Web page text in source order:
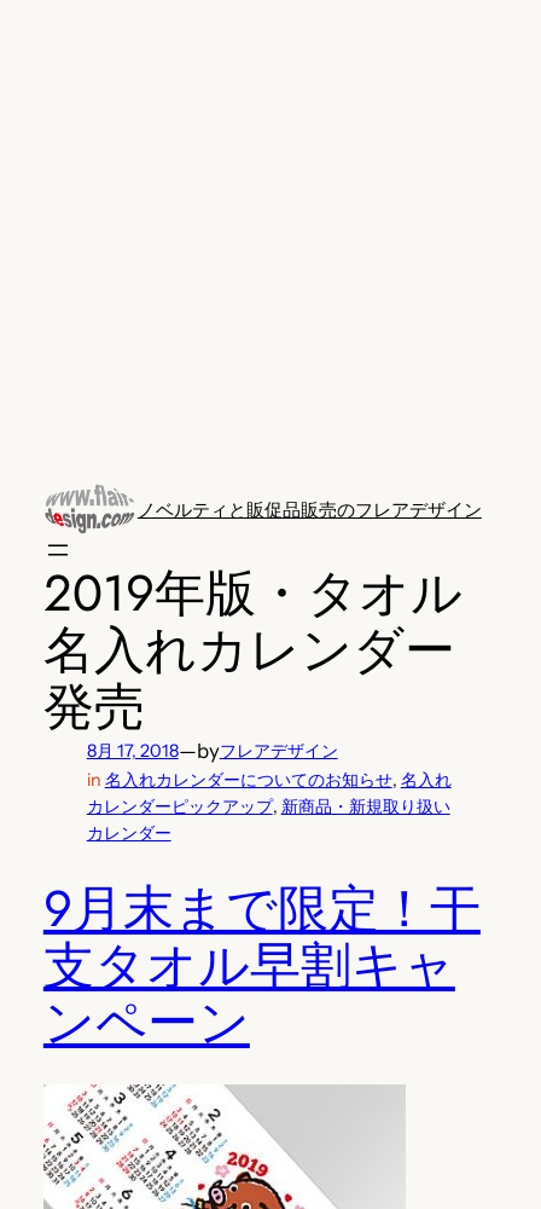
ノベルティと販促品販売のフレアデザイン
2019年版・タオル
名入れカレンダー
発売
8月 17, 2018—byフレアデザイン
in 名入れカレンダーについてのお知らせ, 名入れ
カレンダーピックアップ, 新商品・新規取り扱い
カレンダー
9月末まで限定！干
支タオル早割キャ
ンペーン